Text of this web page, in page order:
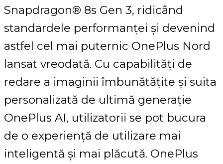
Snapdragon® 8s Gen 3, ridicând
standardele performanței și devenind
astfel cel mai puternic OnePlus Nord
lansat vreodată. Cu capabilități de
redare a imaginii îmbunătățite și suita
personalizată de ultimă generație
OnePlus AI, utilizatorii se pot bucura
de o experiență de utilizare mai
inteligentă și mai plăcută. OnePlus